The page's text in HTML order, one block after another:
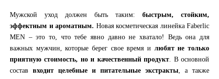
Мужской уход должен быть таким: быстрым, стойким,
эффектным и ароматным. Новая косметическая линейка Faberlic
MEN – это то, что тебе явно давно не хватало! Ведь она для
важных мужчин, которые берег свое время и любят не только
приятную стоимость, но и качественный продукт . В основной
состав входит целебные и питательные экстракты , а также